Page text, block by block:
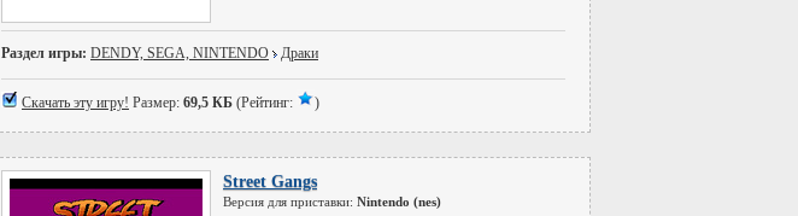
Раздел игры: DENDY, SEGA, NINTENDO Драки
Скачать эту игру! Размер: 69,5 КБ (Рейтинг: )
Street Gangs
Версия для приставки: Nintendo (nes)